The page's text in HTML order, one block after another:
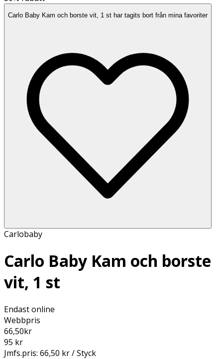
Carlo Baby Kam och borste vit, 1 st har tagits bort från mina favoriter
Carlobaby
Carlo Baby Kam och borste
vit, 1 st
Endast online
Webbpris
66,50kr
95 kr
Jmfs.pris: 66,50 kr / Styck